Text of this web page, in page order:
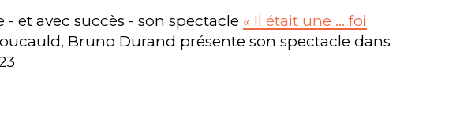
et avec succès - son spectacle « Il était une … foi
Bruno Durand présente son spectacle dans